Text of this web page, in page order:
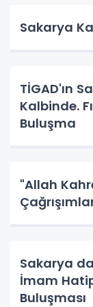
Sakarya
TİGAD'ın
Kalbinde.
Buluşma
"Allah
Sakarya
İmam
Buluşması